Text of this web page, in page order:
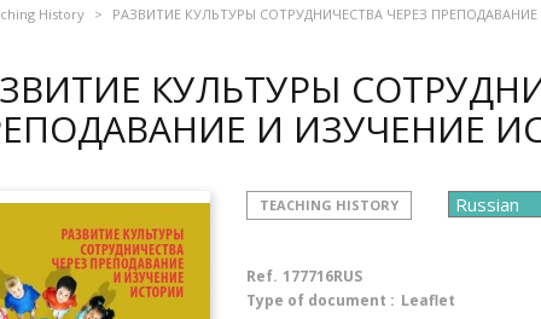
History РАЗВИТИЕ КУЛЬТУРЫ СОТРУДНИЧЕСТВА ЧЕРЕЗ
КУЛЬТУРЫ
И ИЗУЧЕНИЕ
TEACHING HISTORY
Ref. 177716RUS
Type of document : Leaflet